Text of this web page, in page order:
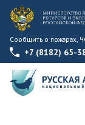
Сообщить о пожарах,
+7 (8182) 65-